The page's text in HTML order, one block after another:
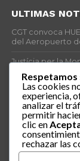
ULTIMAS
CGT convoca
del Aeropuerto
Justícia per la
25J – Día
ERE encubierto
Actes centrals
central i per
Las cookies
experiencia,
analizar el
permitir
clic en
rechazar las